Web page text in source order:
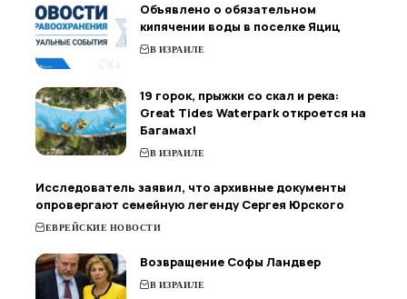
Объявлено о обязательном
кипячении воды в поселке Яциц
В ИЗРАИЛЕ
19 горок, прыжки со скал и река:
Great Tides Waterpark откроется на
Багамах!
В ИЗРАИЛЕ
Исследователь заявил, что архивные документы
опровергают семейную легенду Сергея Юрского
ЕВРЕЙСКИЕ НОВОСТИ
Возвращение Софы Ландвер
В ИЗРАИЛЕ